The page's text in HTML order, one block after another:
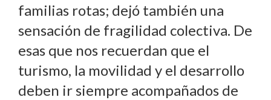
familias rotas; dejó también una
sensación de fragilidad colectiva. De
esas que nos recuerdan que el
turismo, la movilidad y el desarrollo
deben ir siempre acompañados de